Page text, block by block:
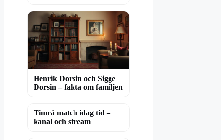
Henrik Dorsin och Sigge
Dorsin – fakta om familjen
Timrå match idag tid –
kanal och stream